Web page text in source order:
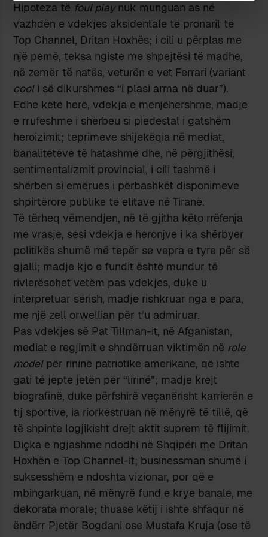
Hipoteza të foul playnuk munguan as në
vazhdën e vdekjes aksidentale të pronarit të
Top Channel, Dritan Hoxhës; i cili u përplas me
një pemë, teksa ngiste me shpejtësi të madhe,
në zemër të natës, veturën e vet Ferrari (variant
cooli së dikurshmes “i plasi arma në duar”).
Edhe këtë herë, vdekja e menjëhershme, madje
e rrufeshme i shërbeu si piedestal i gatshëm
heroizimit; teprimeve shijekëqia në mediat,
banaliteteve të hatashme dhe, në përgjithësi,
sentimentalizmit provincial, i cili tashmë i
shërben si emërues i përbashkët disponimeve
shpirtërore publike të elitave në Tiranë.
Të tërheq vëmendjen, në të gjitha këto rrëfenja
me vrasje, sesi vdekja e heronjve i ka shërbyer
politikës shumë më tepër se vepra e tyre për së
gjalli; madje kjo e fundit është mundur të
rivlerësohet vetëm pas vdekjes, duke u
interpretuar sërish, madje rishkruar nga e para,
me një zell orwellian për t’u admiruar.
Pas vdekjes së Pat Tillman-it, në Afganistan,
mediat e regjimit e shndërruan viktimën në role
modelpër rininë patriotike amerikane, që ishte
gati të jepte jetën për “lirinë”; madje krejt
biografinë, duke përfshirë veçanërisht karrierën e
tij sportive, ia riorkestruan në mënyrë të tillë, që
të shpinte logjikisht drejt aktit suprem të flijimit.
Diçka e ngjashme ndodhi në Shqipëri me Dritan
Hoxhën e Top Channel-it; businessman shumë i
suksesshëm e ndoshta vizionar, por që e
mbingarkuan, në mënyrë fund e krye banale, me
dekorata morale; thuase këtij i ishte shfaqur në
ëndërr Pjetër Bogdani ose Mustafa Kruja (ose të